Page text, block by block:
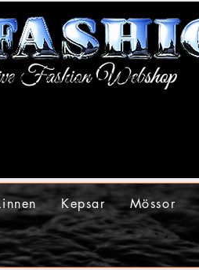
Kepsar Mössor